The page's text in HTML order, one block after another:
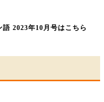
2023年10月号はこちら